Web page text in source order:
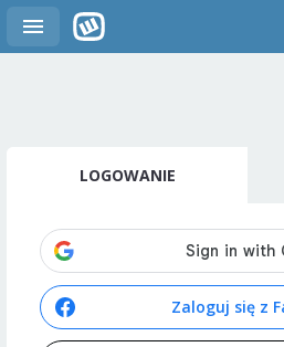
LOGOWANIE
Zaloguj się z